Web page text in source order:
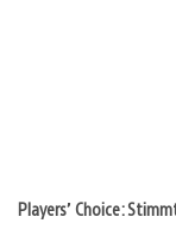
Players’ Choice: